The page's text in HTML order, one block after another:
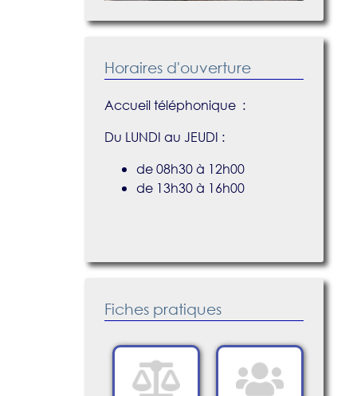
Horaires d'ouverture
Accueil téléphonique :
Du LUNDI au JEUDI :
de 08h30 à 12h00
de 13h30 à 16h00
Fiches pratiques